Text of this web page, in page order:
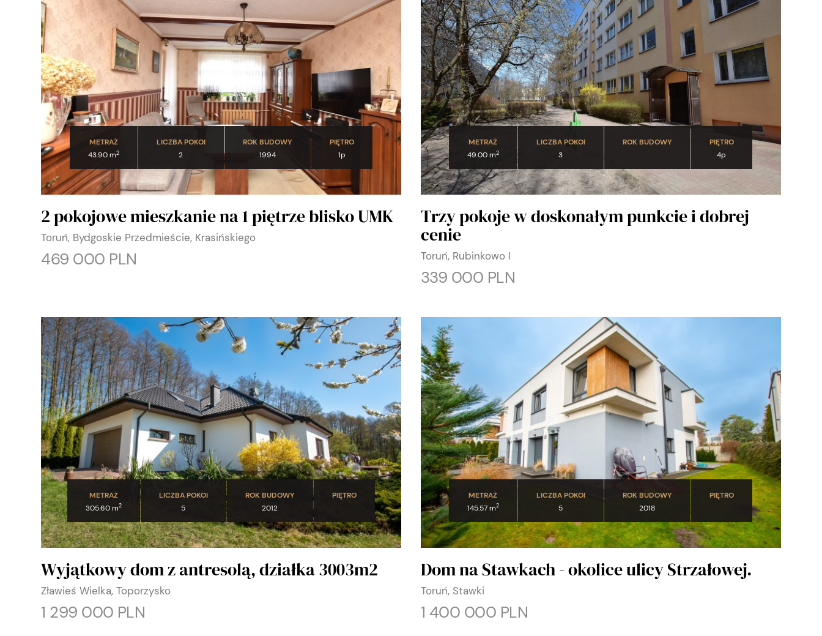
METRAŻ
43.90 m2
LICZBA POKOI
2
ROK BUDOWY
1994
PIĘTRO
1p
2 pokojowe mieszkanie na 1 piętrze blisko UMK
Toruń, Bydgoskie Przedmieście, Krasińskiego
469 000 PLN
METRAŻ
49.00 m2
LICZBA POKOI
3
ROK BUDOWY
PIĘTRO
4p
Trzy pokoje w doskonałym punkcie i dobrej
cenie
Toruń, Rubinkowo I
339 000 PLN
METRAŻ
305.60 m2
LICZBA POKOI
5
ROK BUDOWY
2012
PIĘTRO
Wyjątkowy dom z antresolą, działka 3003m2
Zławieś Wielka, Toporzysko
1 299 000 PLN
METRAŻ
145.57 m2
LICZBA POKOI
5
ROK BUDOWY
2018
PIĘTRO
Dom na Stawkach - okolice ulicy Strzałowej.
Toruń, Stawki
1 400 000 PLN